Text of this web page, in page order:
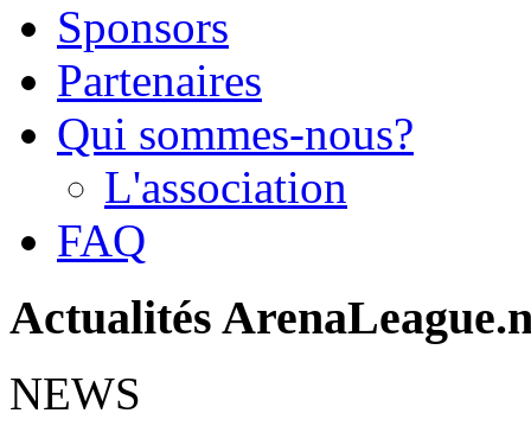
Sponsors
Partenaires
Qui sommes-nous?
L'association
FAQ
Actualités
NEWS